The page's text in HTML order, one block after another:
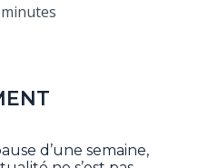
d’une semaine,